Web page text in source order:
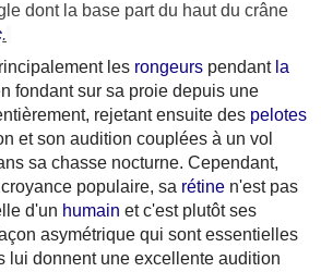
dont la base part du haut du crâne
.
les rongeurs pendant la
fondant sur sa proie depuis une
rejetant ensuite des pelotes
et son audition couplées à un vol
sa chasse nocturne. Cependant,
populaire, sa rétine n'est pas
d'un humain et c'est plutôt ses
asymétrique qui sont essentielles
lui donnent une excellente audition